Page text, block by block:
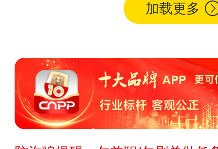
加载更多